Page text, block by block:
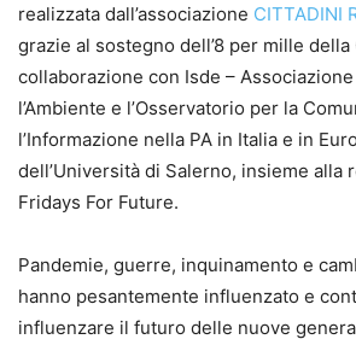
realizzata dall’associazione CITTADINI
grazie al sostegno dell’8 per mille della
collaborazione con Isde –
l’Ambiente e l’Osservatorio per la
l’Informazione nella PA in Italia e in
dell’Università di Salerno, insieme alla
Fridays For Future.
Pandemie, guerre, inquinamento e
hanno pesantemente influenzato e
influenzare il futuro delle nuove